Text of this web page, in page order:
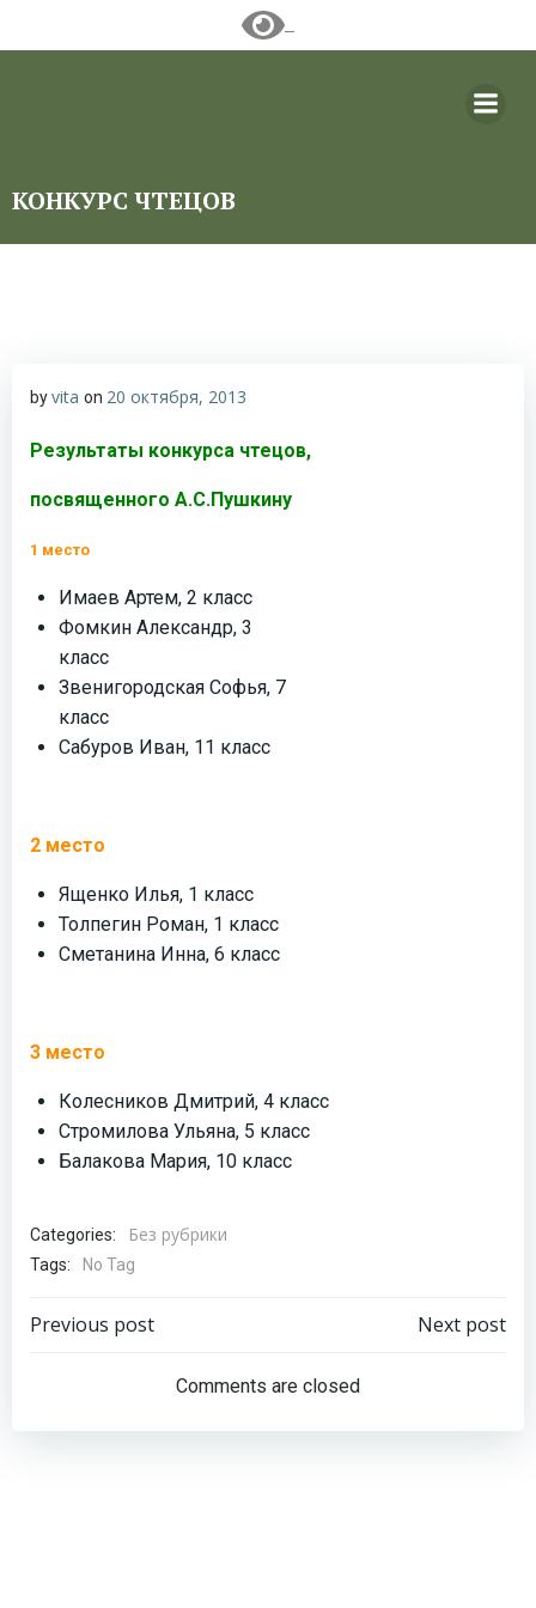
КОНКУРС ЧТЕЦОВ
byvita on 20 октября, 2013
Результаты конкурса чтецов,
посвященного А.С.Пушкину
1 место
Имаев Артем, 2 класс
Фомкин Александр, 3
класс
Звенигородская Софья, 7
класс
Сабуров Иван, 11 класс
2 место
Ященко Илья, 1 класс
Толпегин Роман, 1 класс
Сметанина Инна, 6 класс
3 место
Колесников Дмитрий, 4 класс
Стромилова Ульяна, 5 класс
Балакова Мария, 10 класс
Categories: Без рубрики
Tags: No Tag
Навигация
записям
Previous post
Навигация
по
записям
Next post
Comments are closed